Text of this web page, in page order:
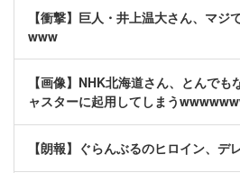
【衝撃】巨人・井上温大さん、マジ
www
【画像】NHK北海道さん、とんで
ャスターに起用してしまう
【朗報】ぐらんぶるのヒロイン、デ